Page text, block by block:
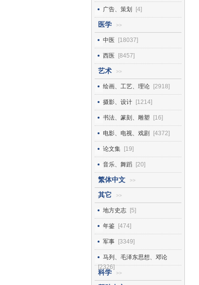
广告、策划 [4]
医学 >>
中医 [18037]
西医 [8457]
艺术 >>
绘画、工艺、理论 [2918]
摄影、设计 [1214]
书法、篆刻、雕塑 [16]
电影、电视、戏剧 [4372]
论文集 [19]
音乐、舞蹈 [20]
繁体中文 >>
其它 >>
地方史志 [5]
年鉴 [474]
军事 [3349]
马列、毛泽东思想、邓论
[2326]
科学 >>